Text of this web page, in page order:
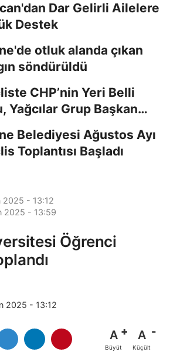
Dar Gelirli Ailelere
Destek
otluk alanda çıkan
söndürüldü
CHP’nin Yeri Belli
Yağcılar Grup Başkan
Belediyesi Ağustos Ayı
Toplantısı Başladı
2025 - 13:12
2025 - 13:59
Öğrenci
2025 - 13:12
A
Büyüt
A
Küçült